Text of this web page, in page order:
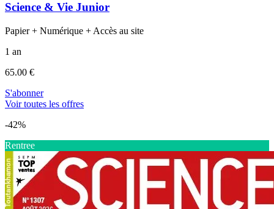
Science & Vie Junior
Papier + Numérique + Accès au site
1 an
65.00 €
S'abonner
Voir toutes les offres
-42%
Rentree